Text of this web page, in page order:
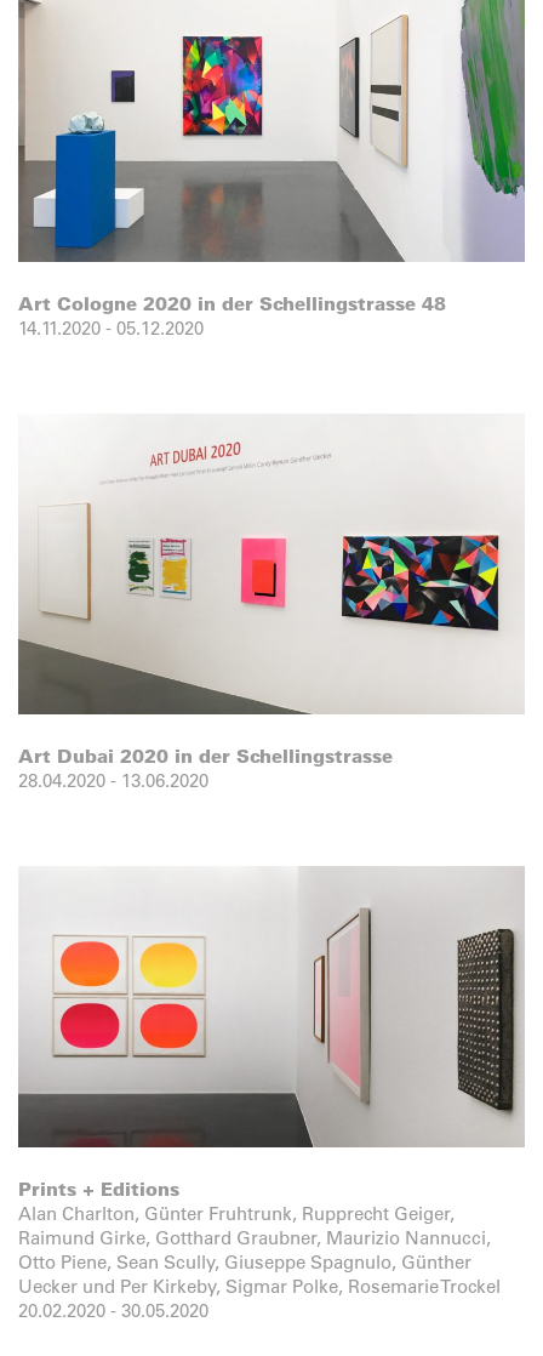
Art Cologne 2020 in der Schellingstrasse 48
14.11.2020 - 05.12.2020
Art Dubai 2020 in der Schellingstrasse
28.04.2020 - 13.06.2020
Prints + Editions
Alan Charlton, Günter Fruhtrunk, Rupprecht Geiger,
Raimund Girke, Gotthard Graubner, Maurizio Nannucci,
Otto Piene, Sean Scully, Giuseppe Spagnulo, Günther
Uecker und Per Kirkeby, Sigmar Polke, Rosemarie Trockel
20.02.2020 - 30.05.2020